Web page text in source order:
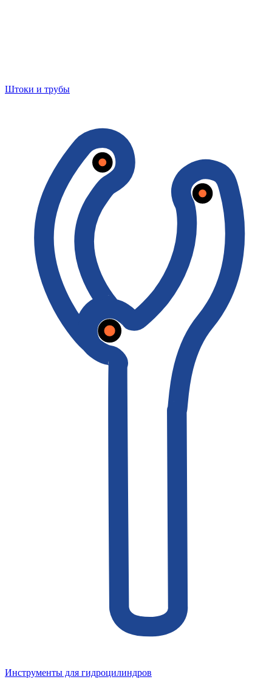
Штоки и трубы
Инструменты для гидроцилиндров